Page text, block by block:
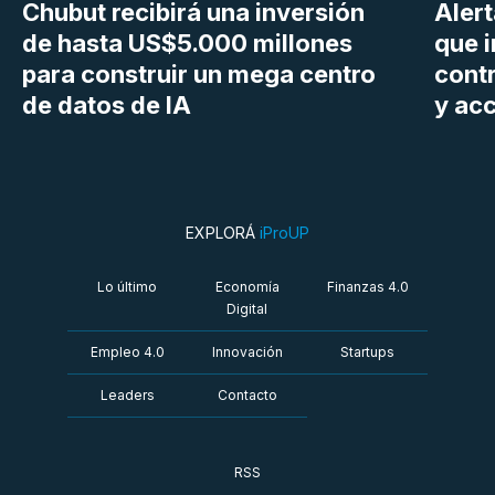
Chubut recibirá una inversión
de hasta US$5.000 millones
para construir un mega centro
de datos de IA
que
y
EXPLORÁ iProUP
Lo último
Economía
Digital
Finanzas 4.0
Empleo 4.0 Innovación Startups
Leaders Contacto
RSS